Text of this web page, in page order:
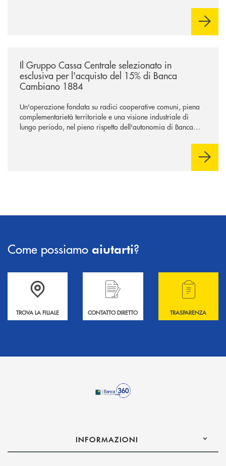
Il Gruppo Cassa Centrale selezionato in
esclusiva per l'acquisto del 15% di Banca
Cambiano 1884
Un'operazione fondata su radici cooperative comuni, piena
complementarietà territoriale e una visione industriale di
lungo periodo, nel pieno rispetto dell'autonomia di Banca
negoziazione esclusiva per la finalizzazione dell’operazione.
Come possiamo aiutarti?
Accedi all' elenco completo delle filiali .
TROVA LA FILIALE
Hai bisogno di informazioni? Contattaci !
CONTATTO DIRETTO
Hai bisogno di
TRASPARENZA
INFORMAZIONI